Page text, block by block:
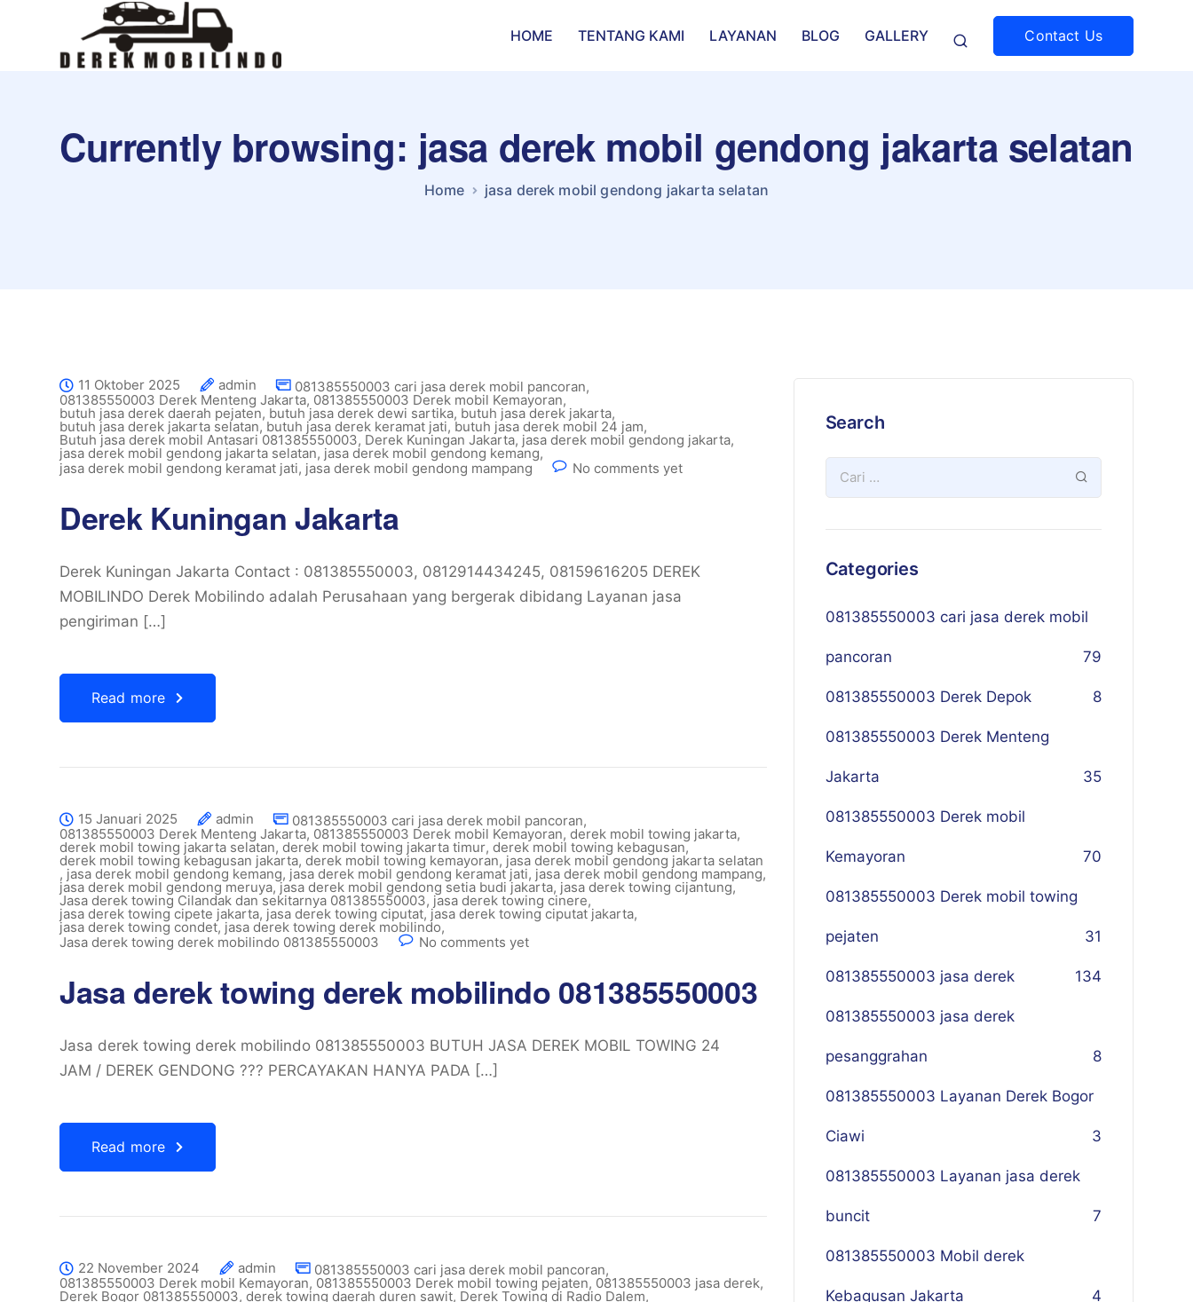
HOME TENTANG KAMI LAYANAN BLOG GALLERY Contact Us
Currently browsing: jasa derek mobil gendong jakarta selatan
Home jasa derek mobil gendong jakarta selatan
11 Oktober 2025 admin 081385550003 cari jasa derek mobil pancoran,
081385550003 Derek Menteng Jakarta, 081385550003 Derek mobil Kemayoran,
butuh jasa derek daerah pejaten, butuh jasa derek dewi sartika, butuh jasa derek jakarta,
butuh jasa derek jakarta selatan, butuh jasa derek keramat jati, butuh jasa derek mobil 24 jam,
Butuh jasa derek mobil Antasari 081385550003, Derek Kuningan Jakarta, jasa derek mobil gendong jakarta,
jasa derek mobil gendong jakarta selatan, jasa derek mobil gendong kemang,
jasa derek mobil gendong keramat jati, jasa derek mobil gendong mampang No comments yet
Derek Kuningan Jakarta
Derek Kuningan Jakarta Contact : 081385550003, 0812914434245, 08159616205 DEREK
MOBILINDO Derek Mobilindo adalah Perusahaan yang bergerak dibidang Layanan jasa
pengiriman […]
Read more
15 Januari 2025 admin 081385550003 cari jasa derek mobil pancoran,
081385550003 Derek Menteng Jakarta, 081385550003 Derek mobil Kemayoran, derek mobil towing jakarta,
derek mobil towing jakarta selatan, derek mobil towing jakarta timur, derek mobil towing kebagusan,
derek mobil towing kebagusan jakarta, derek mobil towing kemayoran, jasa derek mobil gendong jakarta selatan
, jasa derek mobil gendong kemang, jasa derek mobil gendong keramat jati, jasa derek mobil gendong mampang,
jasa derek mobil gendong meruya,jasa derek mobil gendong setia budi jakarta, jasa derek towing cijantung,
Jasa derek towing Cilandak dan sekitarnya 081385550003, jasa derek towing cinere,
jasa derek towing cipete jakarta, jasa derek towing ciputat, jasa derek towing ciputat jakarta,
jasa derek towing condet, jasa derek towing derek mobilindo,
Jasa derek towing derek mobilindo 081385550003
No comments yet
Jasa derek towing derek mobilindo 081385550003
Jasa derek towing derek mobilindo 081385550003 BUTUH JASA DEREK MOBIL TOWING 24
JAM / DEREK GENDONG ??? PERCAYAKAN HANYA PADA […]
Read more
22 November 2024 admin 081385550003 cari jasa derek mobil pancoran,
081385550003 Derek mobil Kemayoran, 081385550003 Derek mobil towing pejaten, 081385550003 jasa derek,
Derek Bogor 081385550003, derek towing daerah duren sawit, Derek Towing di Radio Dalem,
Search
Categories
081385550003 cari jasa derek mobil
pancoran 79
081385550003 Derek Depok 8
081385550003 Derek Menteng
Jakarta 35
081385550003 Derek mobil
Kemayoran 70
081385550003 Derek mobil towing
pejaten 31
081385550003 jasa derek 134
081385550003 jasa derek
pesanggrahan 8
081385550003 Layanan Derek Bogor
Ciawi 3
081385550003 Layanan jasa derek
buncit 7
081385550003 Mobil derek
Kebagusan Jakarta 4